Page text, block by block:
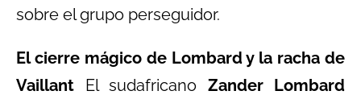
sobre el grupo perseguidor.
El cierre mágico de Lombard y la racha de
Vaillant El sudafricano Zander Lombard